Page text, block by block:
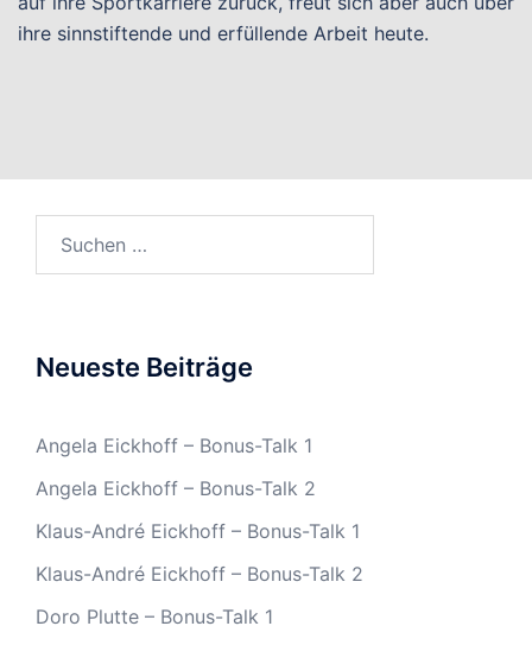
ihre sinnstiftende und erfüllende Arbeit heute.
Neueste Beiträge
Angela Eickhoff – Bonus-Talk 1
Angela Eickhoff – Bonus-Talk 2
Klaus-André Eickhoff – Bonus-Talk 1
Klaus-André Eickhoff – Bonus-Talk 2
Doro Plutte – Bonus-Talk 1